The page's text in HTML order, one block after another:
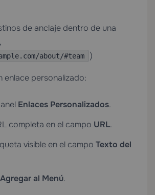
de anclaje dentro de una
about/#team )
enlace personalizado:
Enlaces Personalizados.
completa en el campo URL.
visible en el campo Texto del
Agregar al Menú.